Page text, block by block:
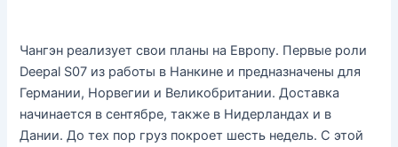
Чангэн реализует свои планы на Европу. Первые роли
Deepal S07 из работы в Нанкине и предназначены для
Германии, Норвегии и Великобритании. Доставка
начинается в сентябре, также в Нидерландах и в
Дании. До тех пор груз покроет шесть недель. С этой